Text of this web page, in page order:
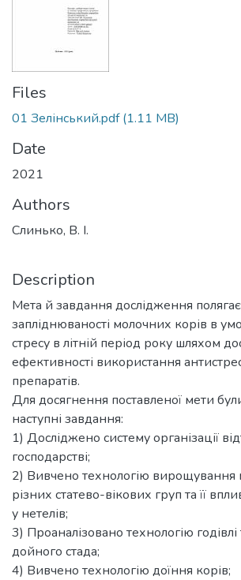
Files
01 Зелінський.pdf(1.11 MB)
Date
2021
Authors
Слинько, В. І.
Description
Мета й завдання дослідження
запліднюваності молочних корів в
стресу в літній період року шляхом
ефективності використання
препаратів.
Для досягнення поставленої мети
наступні завдання:
1) Досліджено систему організації
господарстві;
2) Вивчено технологію вирощування
різних статево-вікових груп та її
у нетелів;
3) Проаналізовано технологію
дойного стада;
4) Вивчено технологію доїння корів;